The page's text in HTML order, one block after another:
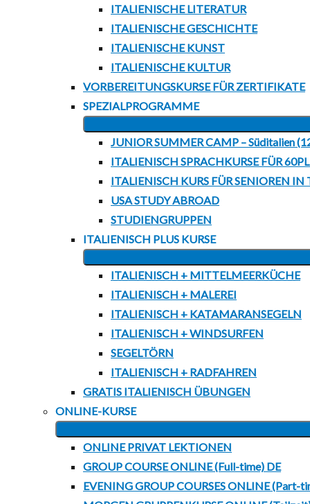
ITALIENISCHE LITERATUR
ITALIENISCHE GESCHICHTE
ITALIENISCHE KUNST
ITALIENISCHE KULTUR
VORBEREITUNGSKURSE FÜR ZERTIFIKATE
SPEZIALPROGRAMME
JUNIOR SUMMER CAMP – Süditalien
ITALIENISCH SPRACHKURSE FÜR
ITALIENISCH KURS FÜR SENIOREN IN
USA STUDY ABROAD
STUDIENGRUPPEN
ITALIENISCH PLUS KURSE
ITALIENISCH + MITTELMEERKÜCHE
ITALIENISCH + MALEREI
ITALIENISCH + KATAMARANSEGELN
ITALIENISCH + WINDSURFEN
SEGELTÖRN
ITALIENISCH + RADFAHREN
GRATIS ITALIENISCH ÜBUNGEN
ONLINE-KURSE
ONLINE PRIVAT LEKTIONEN
GROUP COURSE ONLINE (Full-time) DE
EVENING GROUP COURSES ONLINE (Part-